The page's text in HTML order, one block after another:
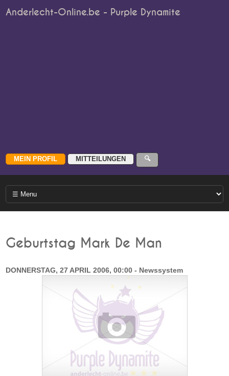
Anderlecht-Online.be - Purple Dynamite
Geburtstag Mark De Man
DONNERSTAG, 27 APRIL 2006, 00:00 - Newssystem